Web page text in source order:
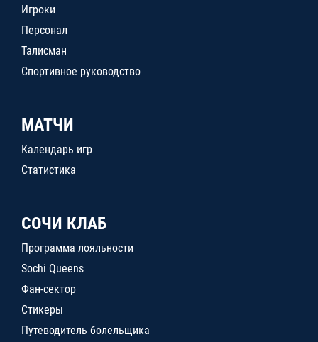
Игроки
Персонал
Талисман
Спортивное руководство
МАТЧИ
Календарь игр
Статистика
СОЧИ КЛАБ
Программа лояльности
Sochi Queens
Фан-сектор
Стикеры
Путеводитель болельщика